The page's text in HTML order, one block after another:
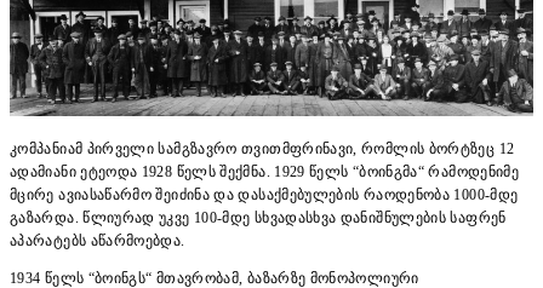
კომპანიამ პირველი სამგზავრო თვითმფრინავი, რომლის ბორტზეც 12
ადამიანი ეტეოდა 1928 წელს შექმნა. 1929 წელს “ბოინგმა“ რამოდენიმე
მცირე ავიასაწარმო შეიძინა და დასაქმებულების რაოდენობა 1000-მდე
გაზარდა. წლიურად უკვე 100-მდე სხვადასხვა დანიშნულების საფრენ
აპარატებს აწარმოებდა.
1934 წელს “ბოინგს“ მთავრობამ, ბაზარზე მონოპოლიური